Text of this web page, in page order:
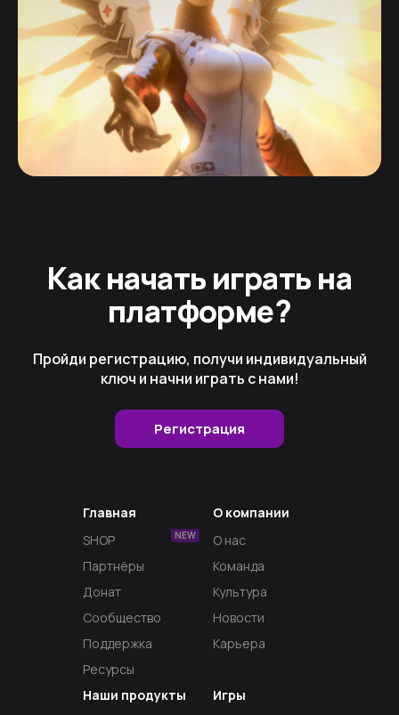
Как начать играть на
платформе?
Пройди регистрацию, получи индивидуальный
ключ и начни играть с нами!
Регистрация
Главная
SHOP
NEW
Партнёры
Донат
Сообщество
Поддержка
Ресурсы
Наши продукты
Игры
О компании
О нас
Команда
Культура
Новости
Карьера